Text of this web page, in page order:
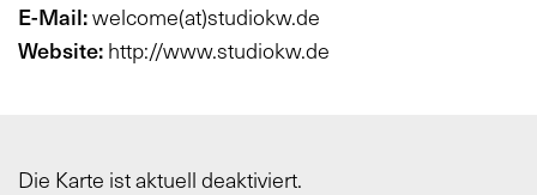
E-Mail:welcome(at)studiokw.de
Website: http://www.studiokw.de
Die Karte ist aktuell deaktiviert.